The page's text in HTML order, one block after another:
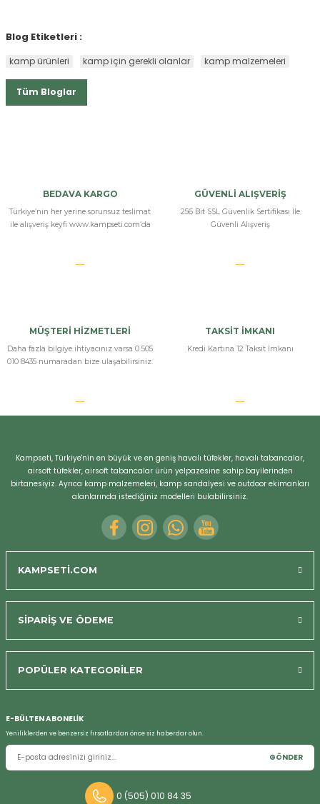
Blog Etiketleri :
kamp ürünleri kamp için gerekli olanlar kamp malzemeleri
Tüm Bloglar
BEDAVA KARGO
Türkiye’nin her yerine sorunsuz teslimat
ile alışveriş keyfi www.kampseti.com’da
GÜVENLİ ALIŞVERİŞ
256 Bit SSL Güvenlik Sertifikası İle
Güvenli Alışveriş
MÜŞTERİ HİZMETLERİ
Daha fazla bilgiye ihtiyacınız varsa 0 505
010 8435 numaradan bize ulaşabilirsiniz.
TAKSİT İMKANI
Kredi Kartına 12 Taksit İmkanı
Kampseti, Türkiye'nin en büyük ve en geniş havalı tüfekler, havalı tabancalar,
airsoft tüfekler, airsoft tabancalar ürün yelpazesine sahip bayilerinden
birtanesiyiz. Ayrıca kamp malzemeleri, kamp sandalyesi ve outdoor ekimanları
alanlarında istediğiniz modelleri bulabilirsiniz.
KAMPSETİ.COM
SİPARİŞ VE ÖDEME
POPÜLER KATEGORİLER
E-BÜLTEN ABONELİK
Yeniliklerden ve benzersiz fırsatlardan önce siz haberdar olun.
GÖNDER
0 (505) 010 84 35
Bizi Arayın